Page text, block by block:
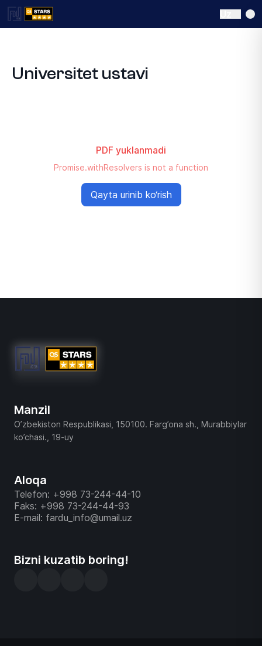
Universitet ustavi
PDF yuklanmadi
Promise.withResolvers is not a function
Qayta urinib ko‘rish
Manzil
O’zbekiston Respublikasi, 150100. Farg’ona sh., Murabbiylar
ko’chasi., 19-uy
Aloqa
Telefon: +998 73-244-44-10
Faks: +998 73-244-44-93
E-mail: fardu_info@umail.uz
Bizni kuzatib boring!